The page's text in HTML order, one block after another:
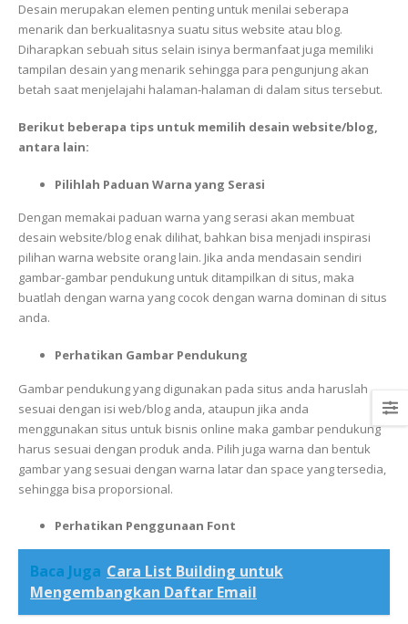
Desain merupakan elemen penting untuk menilai seberapa
menarik dan berkualitasnya suatu situs website atau blog.
Diharapkan sebuah situs selain isinya bermanfaat juga memiliki
tampilan desain yang menarik sehingga para pengunjung akan
betah saat menjelajahi halaman-halaman di dalam situs tersebut.
Berikut beberapa tips untuk memilih desain website/blog,
antara lain:
Pilihlah Paduan Warna yang Serasi
Dengan memakai paduan warna yang serasi akan membuat
desain website/blog enak dilihat, bahkan bisa menjadi inspirasi
pilihan warna website orang lain. Jika anda mendasain sendiri
gambar-gambar pendukung untuk ditampilkan di situs, maka
buatlah dengan warna yang cocok dengan warna dominan di situs
anda.
Perhatikan Gambar Pendukung
Gambar pendukung yang digunakan pada situs anda haruslah
sesuai dengan isi web/blog anda, ataupun jika anda
menggunakan situs untuk bisnis online maka gambar pendukung
harus sesuai dengan produk anda. Pilih juga warna dan bentuk
gambar yang sesuai dengan warna latar dan space yang tersedia,
sehingga bisa proporsional.
Perhatikan Penggunaan Font
Baca Juga Cara List Building untuk
Mengembangkan Daftar Email